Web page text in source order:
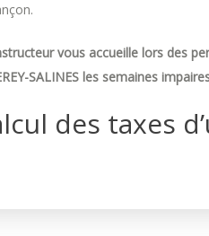
vous accueille lors des
SALINES les semaines
des taxes